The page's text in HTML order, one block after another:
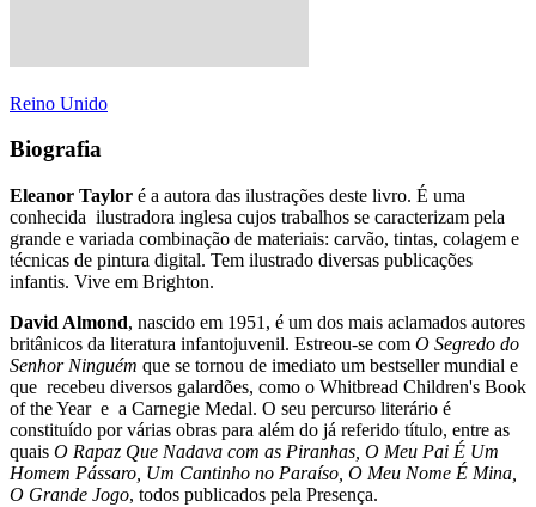
Reino Unido
Biografia
Eleanor Taylor é a autora das ilustrações deste livro. É uma
conhecida ilustradora inglesa cujos trabalhos se caracterizam pela
grande e variada combinação de materiais: carvão, tintas, colagem e
técnicas de pintura digital. Tem ilustrado diversas publicações
infantis. Vive em Brighton.
David Almond, nascido em 1951, é um dos mais aclamados autores
britânicos da literatura infantojuvenil. Estreou-se com O Segredo do
Senhor Ninguém que se tornou de imediato um bestseller mundial e
que recebeu diversos galardões, como o Whitbread Children's Book
of the Year e a Carnegie Medal. O seu percurso literário é
constituído por várias obras para além do já referido título, entre as
quais O Rapaz Que Nadava com as Piranhas, O Meu Pai É Um
Homem Pássaro, Um Cantinho no Paraíso, O Meu Nome É Mina,
O Grande Jogo, todos publicados pela Presença.